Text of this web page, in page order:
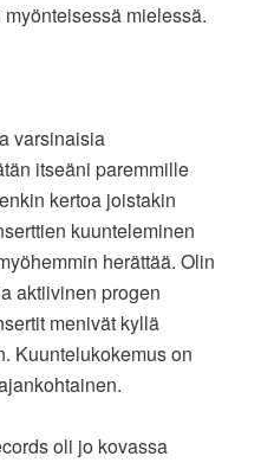
mielessä.
varsinaisia
itseäni paremmille
kertoa joistakin
kuunteleminen
herättää. Olin
aktiivinen progen
menivät kyllä
Kuuntelukokemus on
oli jo kovassa